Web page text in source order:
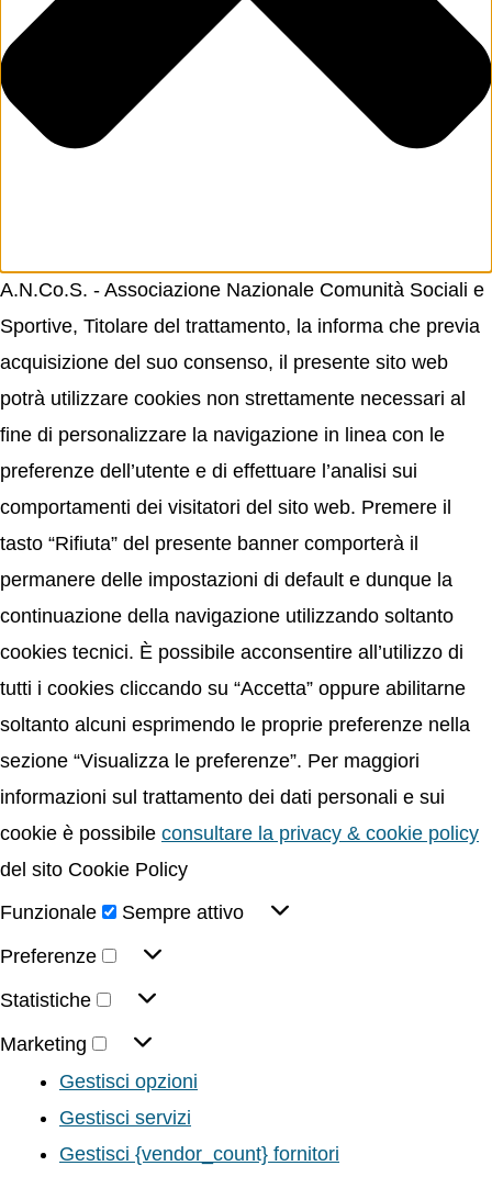
A.N.Co.S. - Associazione Nazionale Comunità Sociali e
Sportive, Titolare del trattamento, la informa che previa
acquisizione del suo consenso, il presente sito web
potrà utilizzare cookies non strettamente necessari al
fine di personalizzare la navigazione in linea con le
preferenze dell’utente e di effettuare l’analisi sui
comportamenti dei visitatori del sito web. Premere il
tasto “Rifiuta” del presente banner comporterà il
permanere delle impostazioni di default e dunque la
continuazione della navigazione utilizzando soltanto
cookies tecnici. È possibile acconsentire all’utilizzo di
tutti i cookies cliccando su “Accetta” oppure abilitarne
soltanto alcuni esprimendo le proprie preferenze nella
sezione “Visualizza le preferenze”. Per maggiori
informazioni sul trattamento dei dati personali e sui
cookie è possibile consultare la privacy & cookie policy
del sito Cookie Policy
Funzionale
Sempre attivo
Preferenze
Statistiche
Marketing
Gestisci opzioni
Gestisci servizi
Gestisci {vendor_count} fornitori